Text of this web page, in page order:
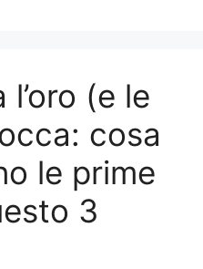
(e le
cosa
le prime
3